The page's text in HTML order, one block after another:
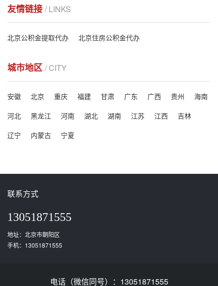
友情链接 / LINKS
北京公积金提取代办 北京住房公积金代办
城市地区 / CITY
安徽 北京 重庆 福建 甘肃 广东 广西 贵州
海南
河北
黑龙江 河南 湖北 湖南 江苏 江西
吉林
辽宁
内蒙古 宁夏
联系方式
13051871555
地址：北京市朝阳区
手机：13051871555
电话（微信同号）：13051871555